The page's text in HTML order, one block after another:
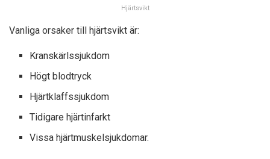
Hjärtsvikt
Vanliga orsaker till hjärtsvikt är:
Kranskärlssjukdom
Högt blodtryck
Hjärtklaffssjukdom
Tidigare hjärtinfarkt
Vissa hjärtmuskelsjukdomar.